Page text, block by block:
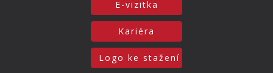
E-vizitka
Kariéra
Logo ke stažení